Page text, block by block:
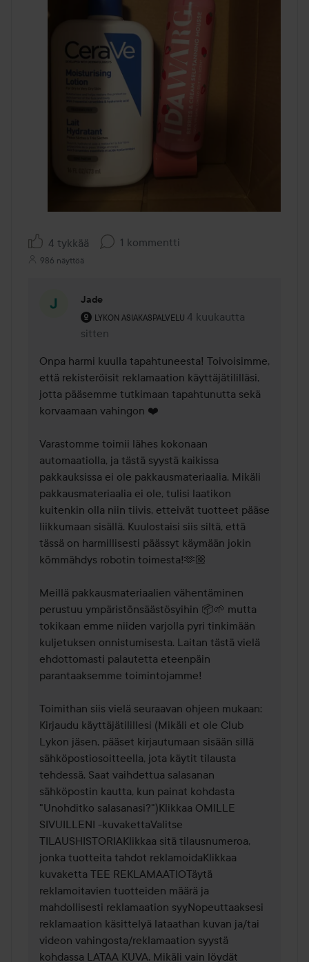
4 tykkää 1 kommentti
986 näyttöä
Jade
LYKON ASIAKASPALVELU
Käyttäjän rooli: Lykon asiakaspalvelu .
4 kuukautta
sitten
Kommentti lisättiin 4
Onpa harmi kuulla tapahtuneesta! Toivoisimme,
että rekisteröisit reklamaation käyttäjätililläsi,
jotta pääsemme tutkimaan tapahtunutta sekä
korvaamaan vahingon ❤️
Varastomme toimii lähes kokonaan
automaatiolla, ja tästä syystä kaikissa
pakkauksissa ei ole pakkausmateriaalia. Mikäli
pakkausmateriaalia ei ole, tulisi laatikon
kuitenkin olla niin tiivis, etteivät tuotteet pääse
liikkumaan sisällä. Kuulostaisi siis siltä, että
tässä on harmillisesti päässyt käymään jokin
kömmähdys robotin toimesta!🫶🏼
Meillä pakkausmateriaalien vähentäminen
perustuu ympäristönsäästösyihin 📦🌱 mutta
tokikaan emme niiden varjolla pyri tinkimään
kuljetuksen onnistumisesta. Laitan tästä vielä
ehdottomasti palautetta eteenpäin
parantaaksemme toimintojamme!
Toimithan siis vielä seuraavan ohjeen mukaan:
Kirjaudu käyttäjätilillesi (Mikäli et ole Club
Lykon jäsen, pääset kirjautumaan sisään sillä
sähköpostiosoitteella, jota käytit tilausta
tehdessä. Saat vaihdettua salasanan
sähköpostin kautta, kun painat kohdasta
"Unohditko salasanasi?")Klikkaa OMILLE
SIVUILLENI -kuvakettaValitse
TILAUSHISTORIAKlikkaa sitä tilausnumeroa,
jonka tuotteita tahdot reklamoidaKlikkaa
kuvaketta TEE REKLAMAATIOTäytä
reklamoitavien tuotteiden määrä ja
mahdollisesti reklamaation syyNopeuttaaksesi
reklamaation käsittelyä lataathan kuvan ja/tai
videon vahingosta/reklamaation syystä
kohdassa LATAA KUVA. Mikäli vain löydät